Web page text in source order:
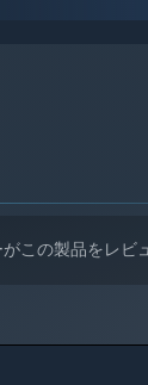
この製品をレビ